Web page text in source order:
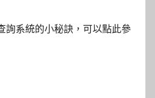
詢系統的小秘訣，可以點此參